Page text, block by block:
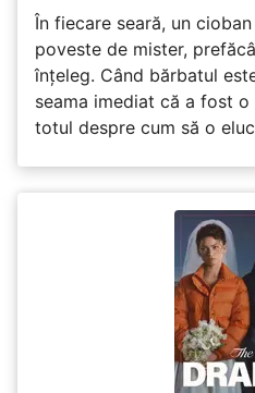
În fiecare seară, un
poveste de mister,
înțeleg. Când bărbatul
seama imediat că a fost
totul despre cum să o